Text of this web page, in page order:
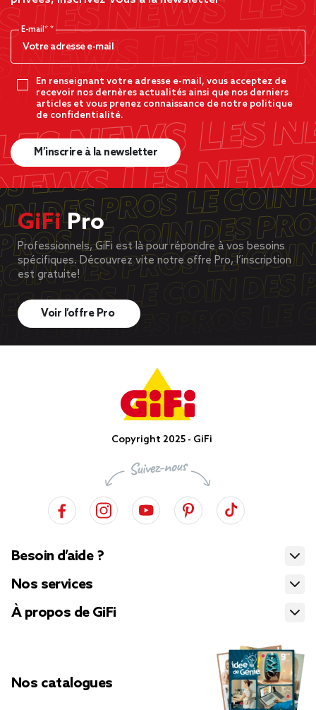
E-mail*
En renseignant votre adresse e-mail, vous acceptez de
recevoir nos dernères actualités ainsi que nos derniers
articles et vous prenez connaissance de notre politique
de confidentialité.
M’inscrire à la newsletter
GiFiPro
Professionnels, GiFi est là pour répondre à vos besoins
spécifiques. Découvrez vite notre offre Pro, l’inscription
est gratuite!
Voir l’offre Pro
Copyright 2025 - GiFi
Besoin d’aide ?
Nos services
À propos de GiFi
Nos catalogues